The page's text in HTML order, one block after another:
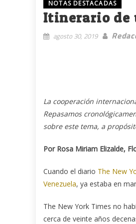
NOTAS DESTACADAS
Itinerario de
agosto 30, 2019
La cooperación
Repasamos
sobre este tema, a
Por Rosa Miriam Elizalde,
Cuando el diario The New
Venezuela, ya estaba en
The New York Times no
cerca de veinte años